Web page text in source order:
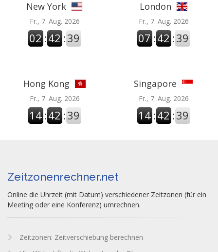
New York
Fr., 7. Aug. 2026
02 :42 :39
London
Fr., 7. Aug. 2026
07 :42 :39
Hong Kong
Fr., 7. Aug. 2026
14 :42 :39
Singapore
Fr., 7. Aug. 2026
14 :42 :39
Zeitzonenrechner.net
Online die Uhrzeit (mit Datum) verschiedener Zeitzonen (für ein
Meeting oder eine Konferenz) umrechnen.
Zeitzonen: Zeitverschiebung berechnen